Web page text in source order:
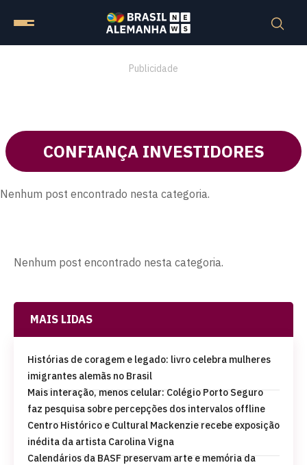
Publicidade
CONFIANÇA INVESTIDORES
Nenhum post encontrado nesta categoria.
Nenhum post encontrado nesta categoria.
MAIS LIDAS
Histórias de coragem e legado: livro celebra mulheres
imigrantes alemãs no Brasil
Mais interação, menos celular: Colégio Porto Seguro
faz pesquisa sobre percepções dos intervalos offline
Centro Histórico e Cultural Mackenzie recebe exposição
inédita da artista Carolina Vigna
Calendários da BASF preservam arte e memória da